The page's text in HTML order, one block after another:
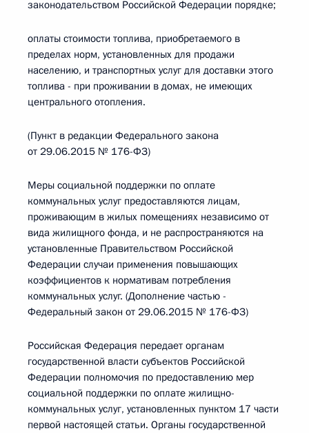
законодательством Российской Федерации порядке;
оплаты стоимости топлива, приобретаемого в
пределах норм, установленных для продажи
населению, и транспортных услуг для доставки этого
топлива - при проживании в домах, не имеющих
центрального отопления.
(Пункт в редакции Федерального закона
от 29.06.2015 № 176-ФЗ)
Меры социальной поддержки по оплате
коммунальных услуг предоставляются лицам,
проживающим в жилых помещениях независимо от
вида жилищного фонда, и не распространяются на
установленные Правительством Российской
Федерации случаи применения повышающих
коэффициентов к нормативам потребления
коммунальных услуг. (Дополнение частью -
Федеральный закон от 29.06.2015 № 176-ФЗ)
Российская Федерация передает органам
государственной власти субъектов Российской
Федерации полномочия по предоставлению мер
социальной поддержки по оплате жилищно-
коммунальных услуг, установленных пунктом 17 части
первой настоящей статьи. Органы государственной